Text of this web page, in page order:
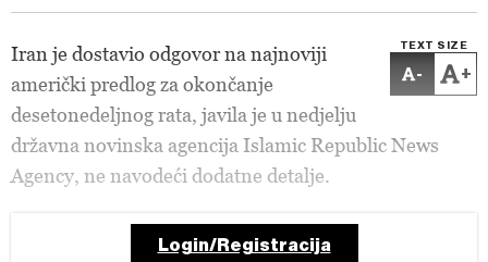
TEXT SIZE
- +
Iran je dostavio odgovor na najnoviji
američki predlog za okončanje
desetonedeljnog rata, javila je u nedjelju
državna novinska agencija Islamic Republic News
Agency, ne navodeći dodatne detalje.
Login/Registracija